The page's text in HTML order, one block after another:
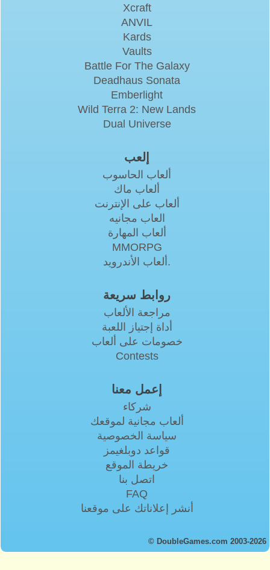
Xcraft
ANVIL
Kards
Vaults
Battle For The Galaxy
Deadhaus Sonata
Emberlight
Wild Terra 2: New Lands
Dual Universe
إلعب
ألعاب الحاسوب
ألعاب ماك
ألعاب على الإنترنت
العاب مجانيه
ألعاب المهارة
MMORPG
ألعاب الأندرويد.
روابط سريعة
مراجعة الألعاب
أداة إجتياز اللعبة
خصومات على ألعاب
Contests
إعمل معنا
شركاء
ألعاب مجانية لموقعك
سياسة الخصوصية
قواعد دوبلغيمز
خريطة الموقع
اتصل بنا
FAQ
أنشر إعلاناتك على موقعنا
© DoubleGames.com 2003-2026